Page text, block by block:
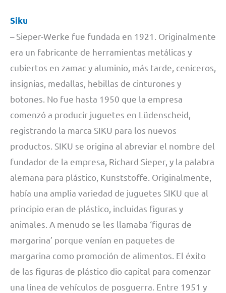
Siku
– Sieper-Werke fue fundada en 1921. Originalmente
era un fabricante de herramientas metálicas y
cubiertos en zamac y aluminio, más tarde, ceniceros,
insignias, medallas, hebillas de cinturones y
botones. No fue hasta 1950 que la empresa
comenzó a producir juguetes en Lüdenscheid,
registrando la marca SIKU para los nuevos
productos. SIKU se origina al abreviar el nombre del
fundador de la empresa, Richard Sieper, y la palabra
alemana para plástico, Kunststoffe. Originalmente,
había una amplia variedad de juguetes SIKU que al
principio eran de plástico, incluidas figuras y
animales. A menudo se les llamaba ‘figuras de
margarina’ porque venían en paquetes de
margarina como promoción de alimentos. El éxito
de las figuras de plástico dio capital para comenzar
una línea de vehículos de posguerra. Entre 1951 y